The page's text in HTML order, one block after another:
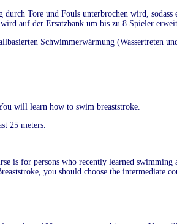
Tore und Fouls unterbrochen wird,
auf der Ersatzbank um bis zu 8 Spieler
Schwimmerwärmung (Wassertreten
will learn how to swim breaststroke.
25 meters.
is for persons who recently learned
you should choose the intermediate